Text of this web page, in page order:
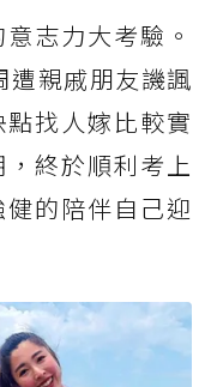
志力大考驗。
遭親戚朋友譏諷
點找人嫁比較實
，終於順利考上
的陪伴自己迎